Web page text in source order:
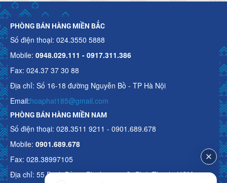
PHÒNG BÁN HÀNG MIỀN BẮC
Số điện thoại: 024.3550 5888
Mobile: 0948.029.111 - 0917.311.386
Fax: 024.37 37 30 88
Địa chỉ: Số 16-18 đường Nguyễn Bồ - TP Hà Nội
Email:hoaphat185@gmail.com
PHÒNG BÁN HÀNG MIỀN NAM
Số điện thoại: 028.3511 9211 - 0901.689.678
Mobile: 0901.689.678
Fax: 028.38997105
Địa chỉ: 55 Bạch Đằng, Phường 15, Q. Bình Thạnh, HCM